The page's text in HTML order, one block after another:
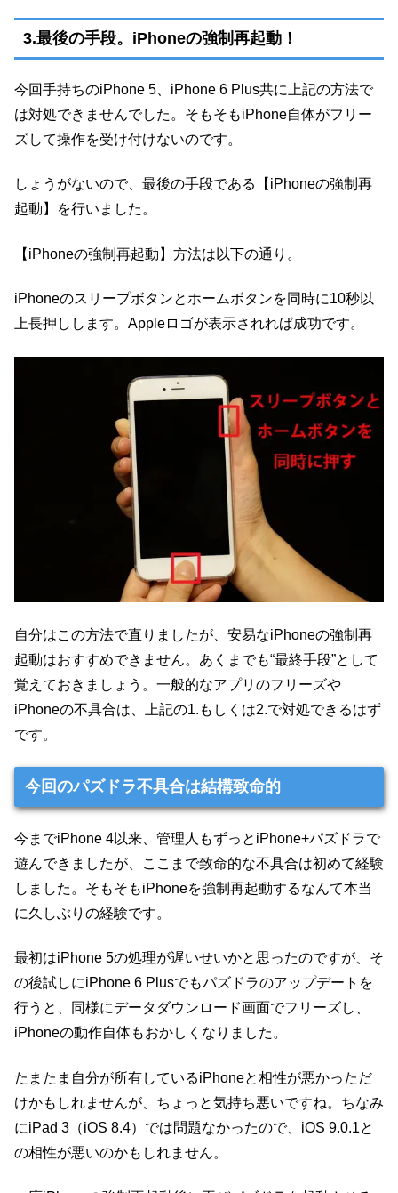
3.最後の手段。iPhoneの強制再起動！
今回手持ちのiPhone 5、iPhone 6 Plus共に上記の方法で
は対処できませんでした。そもそもiPhone自体がフリー
ズして操作を受け付けないのです。
しょうがないので、最後の手段である【iPhoneの強制再
起動】を行いました。
【iPhoneの強制再起動】方法は以下の通り。
iPhoneのスリープボタンとホームボタンを同時に10秒以
上長押しします。Appleロゴが表示されれば成功です。
自分はこの方法で直りましたが、安易なiPhoneの強制再
起動はおすすめできません。あくまでも“最終手段”として
覚えておきましょう。一般的なアプリのフリーズや
iPhoneの不具合は、上記の1.もしくは2.で対処できるはず
です。
今回のパズドラ不具合は結構致命的
今までiPhone 4以来、管理人もずっとiPhone+パズドラで
遊んできましたが、ここまで致命的な不具合は初めて経験
しました。そもそもiPhoneを強制再起動するなんて本当
に久しぶりの経験です。
最初はiPhone 5の処理が遅いせいかと思ったのですが、そ
の後試しにiPhone 6 Plusでもパズドラのアップデートを
行うと、同様にデータダウンロード画面でフリーズし、
iPhoneの動作自体もおかしくなりました。
たまたま自分が所有しているiPhoneと相性が悪かっただ
けかもしれませんが、ちょっと気持ち悪いですね。ちなみ
にiPad 3（iOS 8.4）では問題なかったので、iOS 9.0.1と
の相性が悪いのかもしれません。